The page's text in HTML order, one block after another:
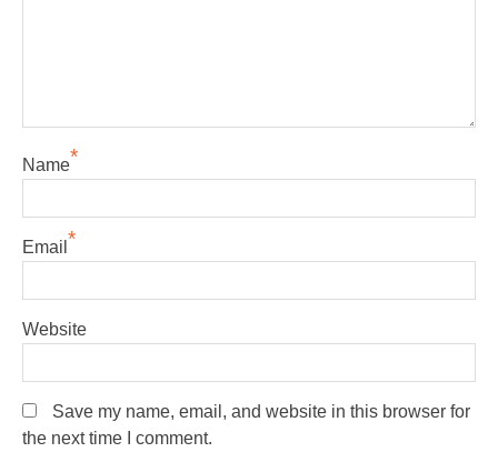
Name*
Email *
Website
Save my name, email, and website in this browser for
the next time I comment.